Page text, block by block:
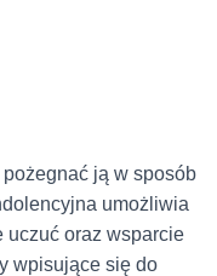
ją w sposób
umożliwia
uczuć oraz wsparcie
wpisujące się do